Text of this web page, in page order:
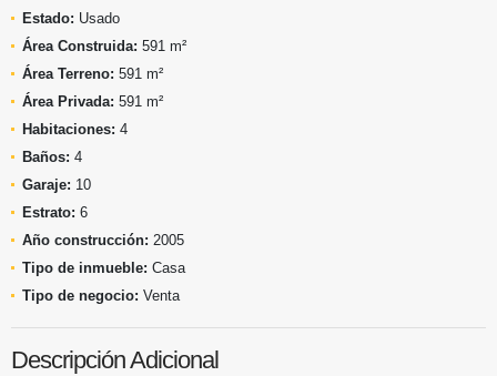
Estado: Usado
Área Construida: 591 m²
Área Terreno: 591 m²
Área Privada: 591 m²
Habitaciones: 4
Baños: 4
Garaje: 10
Estrato: 6
Año construcción: 2005
Tipo de inmueble: Casa
Tipo de negocio: Venta
Descripción Adicional